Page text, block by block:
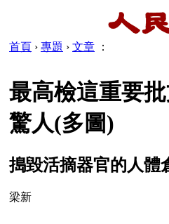
首頁 › 專題 › 文章 ：
最高檢這重要
驚人(多圖)
搗毀活摘器官的人體
梁新